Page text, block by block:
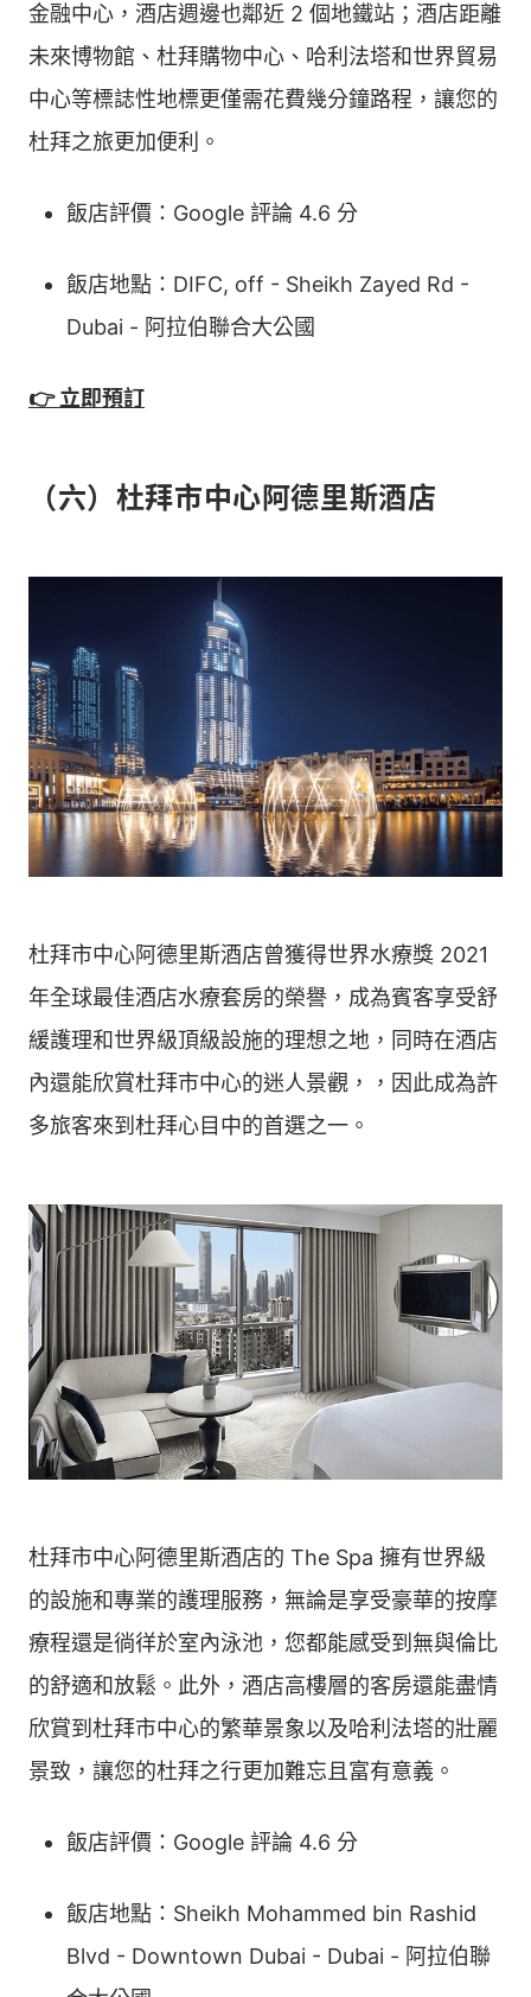
金融中心，酒店週邊也鄰近 2 個地鐵站；酒店距離
未來博物館、杜拜購物中心、哈利法塔和世界貿易
中心等標誌性地標更僅需花費幾分鐘路程，讓您的
杜拜之旅更加便利。
飯店評價：Google 評論 4.6 分
飯店地點：DIFC, off - Sheikh Zayed Rd -
Dubai - 阿拉伯聯合大公國
👉 立即預訂
（六）杜拜市中心阿德里斯酒店
杜拜市中心阿德里斯酒店曾獲得世界水療獎 2021
年全球最佳酒店水療套房的榮譽，成為賓客享受舒
緩護理和世界級頂級設施的理想之地，同時在酒店
內還能欣賞杜拜市中心的迷人景觀，，因此成為許
多旅客來到杜拜心目中的首選之一。
杜拜市中心阿德里斯酒店的 The Spa 擁有世界級
的設施和專業的護理服務，無論是享受豪華的按摩
療程還是徜徉於室內泳池，您都能感受到無與倫比
的舒適和放鬆。此外，酒店高樓層的客房還能盡情
欣賞到杜拜市中心的繁華景象以及哈利法塔的壯麗
景致，讓您的杜拜之行更加難忘且富有意義。
飯店評價：Google 評論 4.6 分
飯店地點：Sheikh Mohammed bin Rashid
Blvd - Downtown Dubai - Dubai - 阿拉伯聯